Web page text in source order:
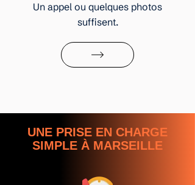
Un appel ou quelques photos
suffisent.
UNE PRISE EN CHARGE
SIMPLE À MARSEILLE